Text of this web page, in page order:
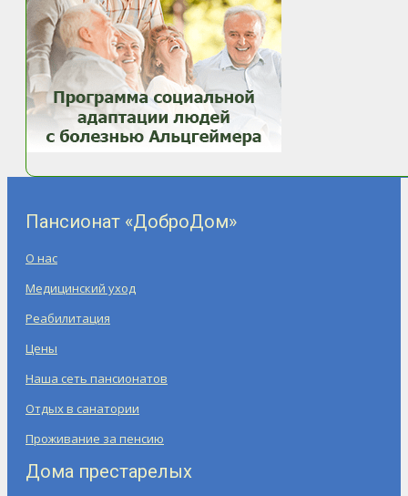
Пансионат «ДоброДом»
О нас
Медицинский уход
Реабилитация
Цены
Наша сеть пансионатов
Отдых в санатории
Проживание за пенсию
Дома престарелых